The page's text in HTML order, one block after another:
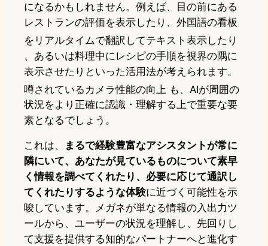
になるかもしれません。例えば、目の前にある
レストランの評価を表示したり、外国語の看板
をリアルタイムで翻訳してテキスト表示したり
、あるいは料理中にレシピの手順を視界の隅に
表示させたりといった活用法が考えられます。
噂されているカメラ性能の向上 も、AIが周囲の
状況をより正確に認識・理解する上で重要な要
素となるでしょう。
これは、
まるで経験豊富なアシスタントが常に
隣にいて、あなたが見ているものについて素早
く情報を調べてくれたり、必要に応じて通訳し
てくれたりするような体験に近づく可能性を示
唆しています。メガネが単なる情報の入出力ツ
ールから、ユーザーの状況を理解し、先回りし
て支援を提供する知的なパートナーへと進化す